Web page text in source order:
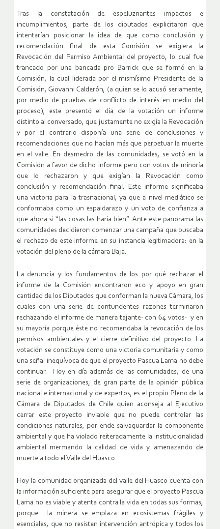
Tras la constatación de espeluznantes impactos e
incumplimientos, parte de los diputados explicitaron que
intentarían posicionar la idea de que como conclusión y
recomendación final de esta Comisión se exigiera la
Revocación del Permiso Ambiental del proyecto, lo cual fue
trancado por una bancada pro Barrick que se formó en la
Comisión, la cual liderada por el mismísimo Presidente de la
Comisión, Giovanni Calderón, (a quien se lo acusó seriamente,
por medio de pruebas de conflicto de interés en medio del
proceso), este presentó el día de la votación un informe
distinto al conversado, que justamente no exigía la Revocación
y por el contrario disponía una serie de conclusiones y
recomendaciones que no hacían más que perpetuar la muerte
en el valle. En desmedro de las comunidades, se votó en la
Comisión a favor de dicho informe pero con votos de minoría
que lo rechazaron y que exigían la Revocación como
conclusión y recomendación final. Este informe significaba
una victoria para la trasnacional, ya que a nivel mediático se
conformaba como un espaldarazo y un voto de confianza a
que ahora si “las cosas las haría bien”. Ante este panorama las
comunidades decidieron comenzar una campaña que buscaba
el rechazo de este informe en su instancia legitimadora: en la
votación del pleno de la cámara Baja.
La denuncia y los fundamentos de los por qué rechazar el
informe de la Comisión encontraron eco y apoyo en gran
cantidad de los Diputados que conforman la nueva Cámara, los
cuales con una serie de contundentes razones terminaron
rechazando el informe de manera tajante- con 64 votos- y en
su mayoría porque éste no recomendaba la revocación de los
permisos ambientales y el cierre definitivo del proyecto. La
votación se constituye como una victoria comunitaria y como
una señal inequívoca de que el proyecto Pascua Lama no debe
continuar. Hoy en día además de las comunidades, de una
serie de organizaciones, de gran parte de la opinión pública
nacional e internacional y de expertos, es el propio Pleno de la
Cámara de Diputados de Chile quien aconseja al Ejecutivo
cerrar este proyecto inviable que no puede controlar las
condiciones naturales, por ende salvaguardar la componente
ambiental y que ha violado reiteradamente la institucionalidad
ambiental mermando la calidad de vida y amenazando de
muerte a todo el Valle del Huasco.
Hoy la comunidad organizada del valle del Huasco cuenta con
la información suficiente para asegurar que el proyecto Pascua
Lama no es viable y atenta contra la vida en todas sus formas,
porque la minera se emplaza en ecosistemas frágiles y
esenciales, que no resisten intervención antrópica y todos los